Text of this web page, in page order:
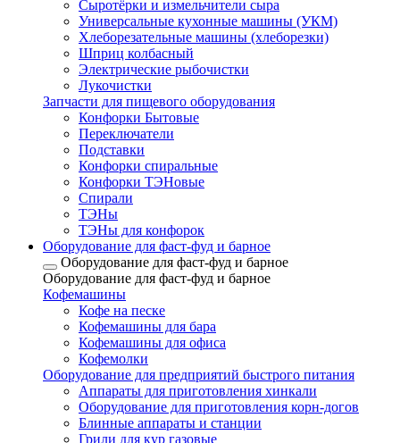
Сыротёрки и измельчители сыра
Универсальные кухонные машины (УКМ)
Хлеборезательные машины (хлеборезки)
Шприц колбасный
Электрические рыбочистки
Лукочистки
Запчасти для пищевого оборудования
Конфорки Бытовые
Переключатели
Подставки
Конфорки спиральные
Конфорки ТЭНовые
Спирали
ТЭНы
ТЭНы для конфорок
Оборудование для фаст-фуд и барное
Оборудование для фаст-фуд и барное
Оборудование для фаст-фуд и барное
Кофемашины
Кофе на песке
Кофемашины для бара
Кофемашины для офиса
Кофемолки
Оборудование для предприятий быстрого питания
Аппараты для приготовления хинкали
Оборудование для приготовления корн-догов
Блинные аппараты и станции
Грили для кур газовые